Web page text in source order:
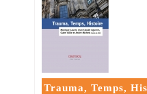
Trauma, Temps,